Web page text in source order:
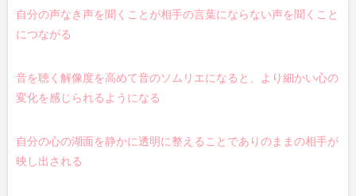
自分の声なき声を聞くことが相手の言葉にならない声を聞くこと
につながる
音を聴く解像度を高めて音のソムリエになると、より細かい心の
変化を感じられるようになる
自分の心の湖面を静かに透明に整えることでありのままの相手が
映し出される